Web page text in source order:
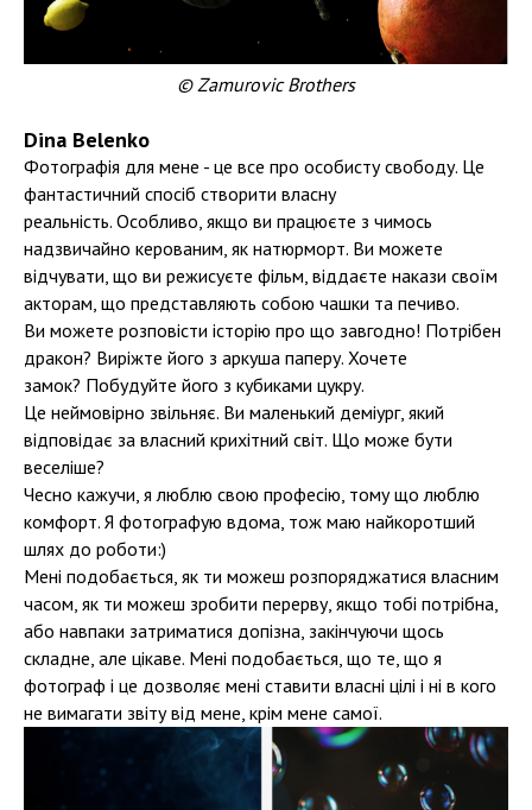
© Zamurovic Brothers
Dina Belenko
Фотографія для мене - це все про особисту свободу. Це
фантастичний спосіб створити власну
реальність. Особливо, якщо ви працюєте з чимось
надзвичайно керованим, як натюрморт. Ви можете
відчувати, що ви режисуєте фільм, віддаєте накази своїм
акторам, що представляють собою чашки та печиво.
Ви можете розповісти історію про що завгодно! Потрібен
дракон? Виріжте його з аркуша паперу. Хочете
замок? Побудуйте його з кубиками цукру.
Це неймовірно звільняє. Ви маленький деміург, який
відповідає за власний крихітний світ. Що може бути
веселіше?
Чесно кажучи, я люблю свою професію, тому що люблю
комфорт. Я фотографую вдома, тож маю найкоротший
шлях до роботи:)
Мені подобається, як ти можеш розпоряджатися власним
часом, як ти можеш зробити перерву, якщо тобі потрібна,
або навпаки затриматися допізна, закінчуючи щось
складне, але цікаве. Мені подобається, що те, що я
фотограф і це дозволяє мені ставити власні цілі і ні в кого
не вимагати звіту від мене, крім мене самої.